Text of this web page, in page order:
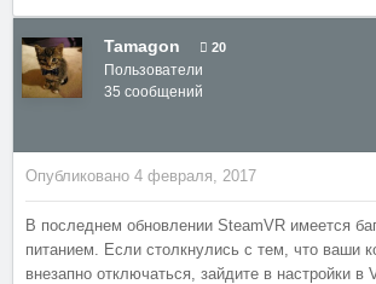
Tamagon 20
Пользователи
35 сообщений
Опубликовано 4 февраля, 2017
В последнем обновлении SteamVR имеется
питанием. Если столкнулись с тем, что ваши
внезапно отключаться, зайдите в настройки в